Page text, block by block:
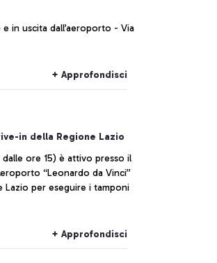
in uscita dall’aeroporto - Via
+ Approfondisci
in della Regione Lazio
ore 15) è attivo presso il
“Leonardo da Vinci”
Lazio per eseguire i tamponi
+ Approfondisci